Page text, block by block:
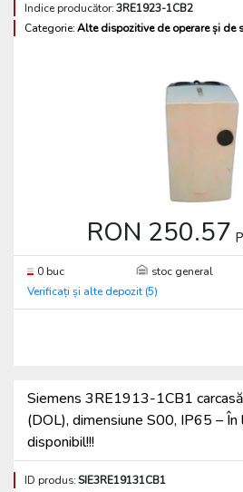
Indice producător:3RE1923-1CB2
Categorie:Alte dispozitive de operare și de
RON 250.57
0 buc
stoc general
Verificați și alte depozit (5)
Siemens 3RE1913-1CB1
(DOL), dimensiune S00, IP65 –
disponibil!!!
ID produs:SIE3RE19131CB1